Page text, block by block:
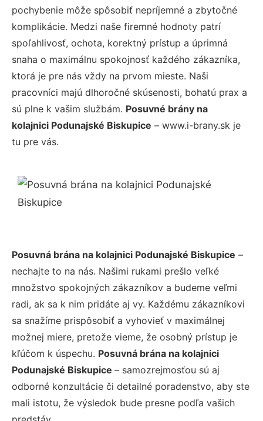
pochybenie môže spôsobiť nepríjemné a zbytočné
komplikácie. Medzi naše firemné hodnoty patrí
spoľahlivosť, ochota, korektný prístup a úprimná
snaha o maximálnu spokojnosť každého zákazníka,
ktorá je pre nás vždy na prvom mieste. Naši
pracovníci majú dlhoročné skúsenosti, bohatú prax a
sú plne k vašim službám. Posuvné brány na
kolajnici Podunajské Biskupice – www.i-brany.sk je
tu pre vás.
Posuvná brána na kolajnici Podunajské Biskupice –
nechajte to na nás. Našimi rukami prešlo veľké
množstvo spokojných zákazníkov a budeme veľmi
radi, ak sa k nim pridáte aj vy. Každému zákazníkovi
sa snažíme prispôsobiť a vyhovieť v maximálnej
možnej miere, pretože vieme, že osobný prístup je
kľúčom k úspechu. Posuvná brána na kolajnici
Podunajské Biskupice – samozrejmosťou sú aj
odborné konzultácie či detailné poradenstvo, aby ste
mali istotu, že výsledok bude presne podľa vašich